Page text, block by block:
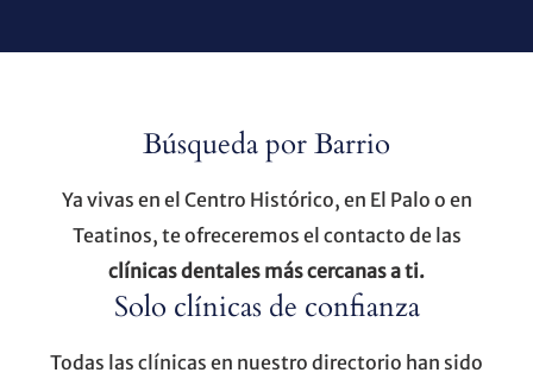
Búsqueda por Barrio
Ya vivas en el Centro Histórico, en El Palo o en
Teatinos, te ofreceremos el contacto de las
clínicas dentales más cercanas a ti.
Solo clínicas de confianza
Todas las clínicas en nuestro directorio han sido